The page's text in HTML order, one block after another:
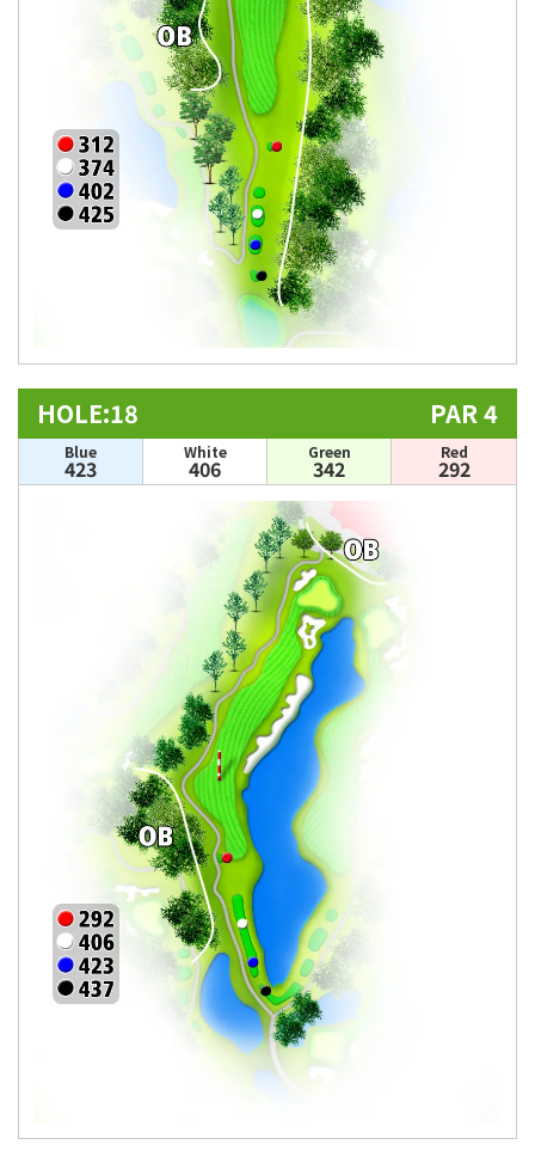
HOLE:18 PAR 4
Blue
423
White
406
Green
342
Red
292